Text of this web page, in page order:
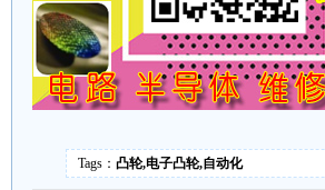
Tags： 凸轮,电子凸轮,自动化